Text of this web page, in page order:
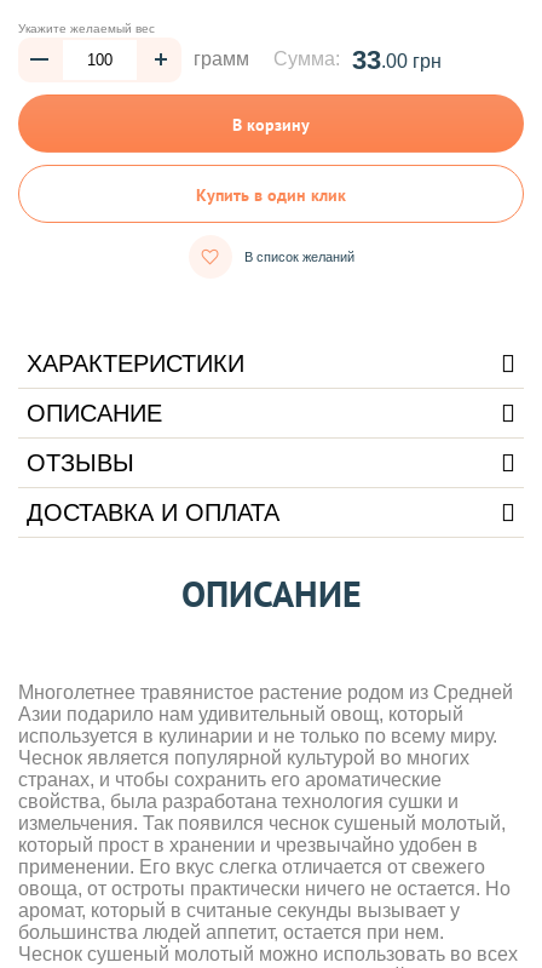
Укажите желаемый вес
грамм Сумма: 33.00 грн
В корзину
Купить в один клик
В список желаний
ХАРАКТЕРИСТИКИ
ОПИСАНИЕ
ОТЗЫВЫ
ДОСТАВКА И ОПЛАТА
ОПИСАНИЕ
Многолетнее травянистое растение родом из Средней
Азии подарило нам удивительный овощ, который
используется в кулинарии и не только по всему миру.
Чеснок является популярной культурой во многих
странах, и чтобы сохранить его ароматические
свойства, была разработана технология сушки и
измельчения. Так появился чеснок сушеный молотый,
который прост в хранении и чрезвычайно удобен в
применении. Его вкус слегка отличается от свежего
овоща, от остроты практически ничего не остается. Но
аромат, который в считаные секунды вызывает у
большинства людей аппетит, остается при нем.
Чеснок сушеный молотый можно использовать во всех